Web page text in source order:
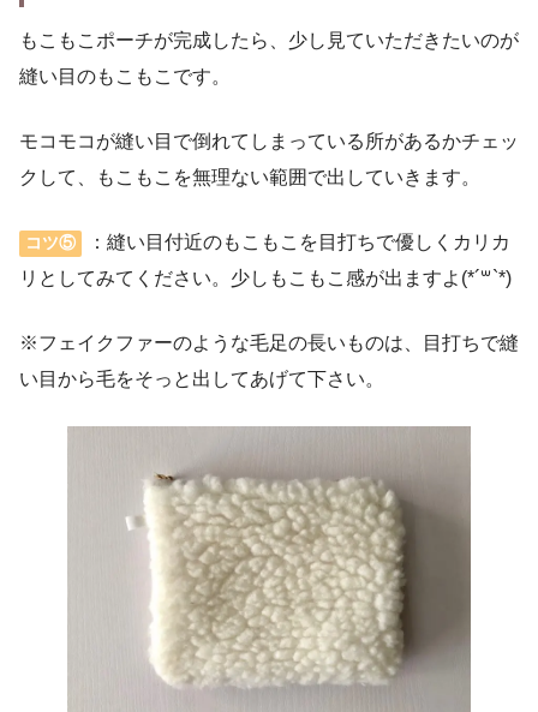
もこもこポーチが完成したら、少し見ていただきたいのが
縫い目のもこもこです。
モコモコが縫い目で倒れてしまっている所があるかチェッ
クして、もこもこを無理ない範囲で出していきます。
コツ⑤
：縫い目付近のもこもこを目打ちで優しくカリカ
リとしてみてください。少しもこもこ感が出ますよ(*´꒳`*)
※フェイクファーのような毛足の長いものは、目打ちで縫
い目から毛をそっと出してあげて下さい。